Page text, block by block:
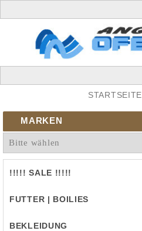
STARTSEITE
MARKEN
!!!!! SALE !!!!!
FUTTER | BOILIES
BEKLEIDUNG